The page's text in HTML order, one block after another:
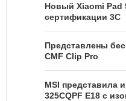
Новый Xiaomi Pad
сертификации 3C
Представлены
CMF Clip Pro
MSI представила
325CQPF E18 с